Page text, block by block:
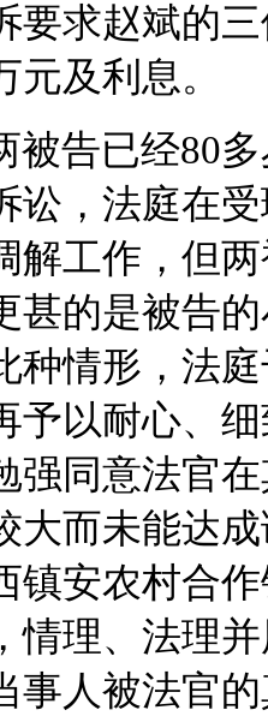
要求赵斌的
及利息。
告已经80
讼，法庭在
解工作，但
甚的是被告
种情形，法
予以耐心、
强同意法官
大而未能达
镇安农村合
情理、法理
事人被法官